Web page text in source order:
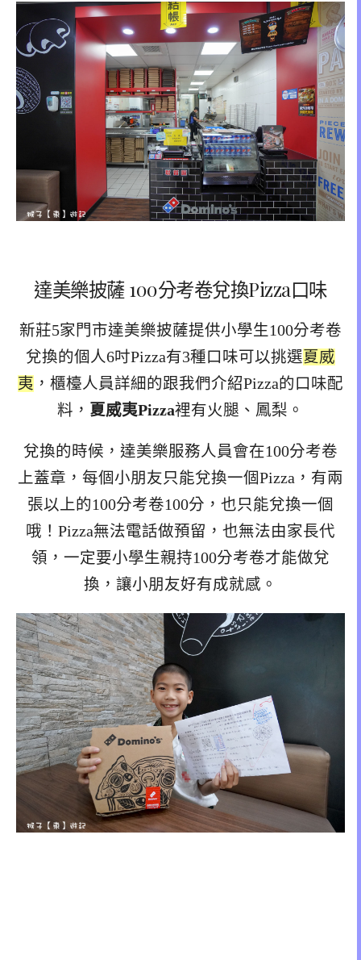
達美樂披薩 100分考卷兌換Pizza口味
新莊5家門市達美樂披薩提供小學生100分考卷
兌換的個人6吋Pizza有3種口味可以挑選夏威
夷 ，櫃檯人員詳細的跟我們介紹Pizza的口味配
料， 夏威夷Pizza裡有火腿、鳳梨。
兌換的時候，達美樂服務人員會在100分考卷
上蓋章，每個小朋友只能兌換一個Pizza，有兩
張以上的100分考卷100分，也只能兌換一個
哦！Pizza無法電話做預留，也無法由家長代
領，一定要小學生親持100分考卷才能做兌
換，讓小朋友好有成就感。